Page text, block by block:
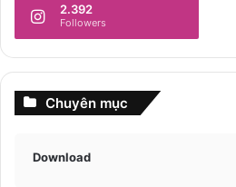
2.392
Followers
Chuyên mục
Download